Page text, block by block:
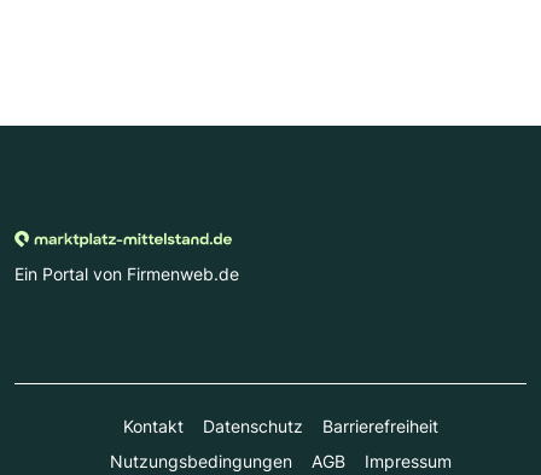
Ein Portal von Firmenweb.de
Kontakt Datenschutz
Barrierefreiheit
Nutzungsbedingungen
AGB Impressum